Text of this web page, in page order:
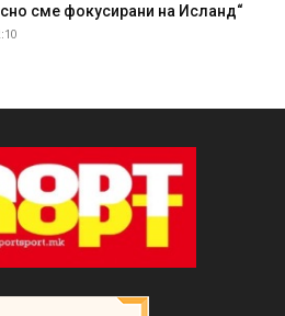
сме фокусирани на Исланд“